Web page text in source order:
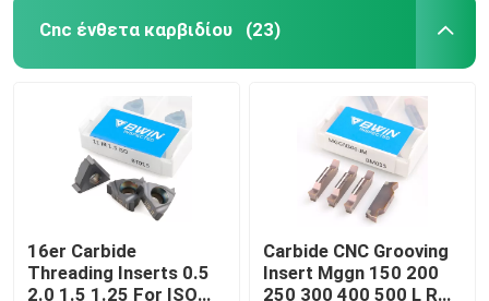
Cnc ένθετα καρβιδίου (23)
16er Carbide
Threading Inserts 0.5
2.0 1.5 1.25 For ISO
Carbide CNC Grooving
Insert Mggn 150 200
250 300 400 500 L R